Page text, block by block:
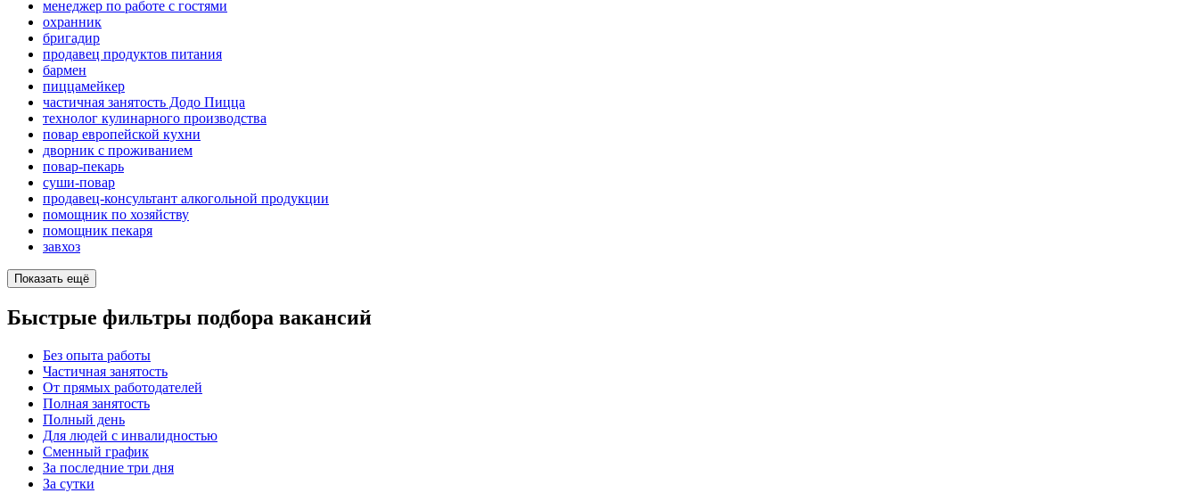
менеджер по работе с гостями
охранник
бригадир
продавец продуктов питания
бармен
пиццамейкер
частичная занятость Додо Пицца
технолог кулинарного производства
повар европейской кухни
дворник с проживанием
повар-пекарь
суши-повар
продавец-консультант алкогольной продукции
помощник по хозяйству
помощник пекаря
завхоз
Показать ещё
Быстрые фильтры подбора вакансий
Без опыта работы
Частичная занятость
От прямых работодателей
Полная занятость
Полный день
Для людей с инвалидностью
Сменный график
За последние три дня
За сутки